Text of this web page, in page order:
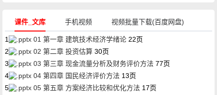
课件_文库 手机视频 视频批量下载(百度网盘)
1 01 第一章 建筑技术经济学绪论 22页
2
02 第二章 投资估算 30页
3
03 第三章 现金流量分析及财务评价方法 77页
4
04 第四章 国民经济评价方法 13页
5
05 第五章 方案经济比较和优化方法 17页